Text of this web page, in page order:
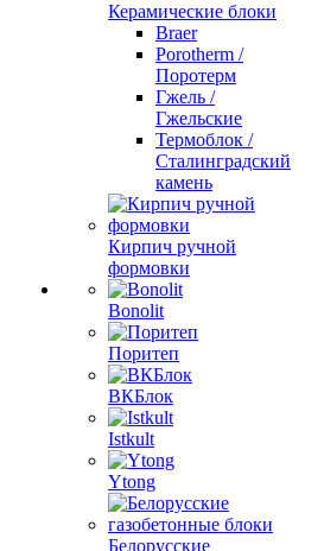
Керамические блоки
Braer
Porotherm /
Поротерм
Гжель /
Гжельские
Термоблок /
Сталинградский
камень
Кирпич ручной
формовки
Bonolit
Поритеп
ВКБлок
Istkult
Ytong
Белорусские